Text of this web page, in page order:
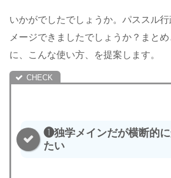
いかがでしたでしょうか。パススル
メージできましたでしょうか？まと
に、こんな使い方、を提案します。
❶独学メインだが横断的
たい